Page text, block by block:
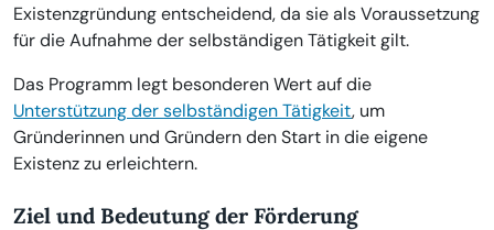
Existenzgründung entscheidend, da sie als Voraussetzung
für die Aufnahme der selbständigen Tätigkeit gilt.
Das Programm legt besonderen Wert auf die
Unterstützung der selbständigen Tätigkeit, um
Gründerinnen und Gründern den Start in die eigene
Existenz zu erleichtern.
Ziel und Bedeutung der Förderung